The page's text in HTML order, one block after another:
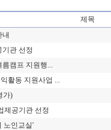
제목
내
기관 선정
름캠프 지원행...
활동 지원사업 ...
가)
제공기관 선정
노인교실'